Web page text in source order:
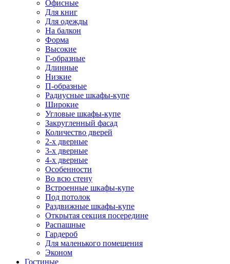
Офисные
Для книг
Для одежды
На балкон
Форма
Высокие
Г-образные
Длинные
Низкие
П-образные
Радиусные шкафы-купе
Широкие
Угловые шкафы-купе
Закругленный фасад
Количество дверей
2-х дверные
3-х дверные
4-х дверные
Особенности
Во всю стену
Встроенные шкафы-купе
Под потолок
Раздвижные шкафы-купе
Открытая секция посередине
Распашные
Гардероб
Для маленького помещения
Эконом
Гостиные